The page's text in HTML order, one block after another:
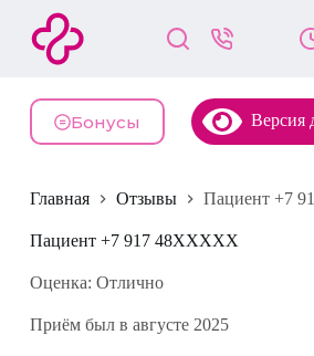
й
и
у
и
Бонусы Версия
Главная Отзывы Пациент +7
Пациент +7 917 48XXXXX
Оценка: Отлично
Приём был в августе 2025